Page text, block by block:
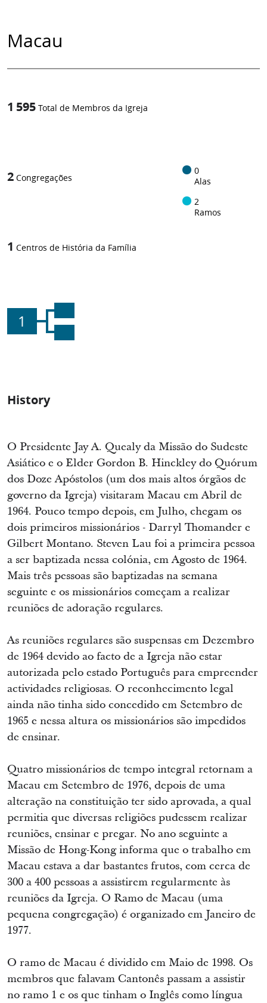
Macau
1 595 Total de Membros da Igreja
2 Congregações
0
Alas
2
Ramos
1 Centros de História da Família
1
History
O Presidente Jay A. Quealy da Missão do Sudeste
Asiático e o Elder Gordon B. Hinckley do Quórum
dos Doze Apóstolos (um dos mais altos órgãos de
governo da Igreja) visitaram Macau em Abril de
1964. Pouco tempo depois, em Julho, chegam os
dois primeiros missionários - Darryl Thomander e
Gilbert Montano. Steven Lau foi a primeira pessoa
a ser baptizada nessa colónia, em Agosto de 1964.
Mais três pessoas são baptizadas na semana
seguinte e os missionários começam a realizar
reuniões de adoração regulares.
As reuniões regulares são suspensas em Dezembro
de 1964 devido ao facto de a Igreja não estar
autorizada pelo estado Português para empreender
actividades religiosas. O reconhecimento legal
ainda não tinha sido concedido em Setembro de
1965 e nessa altura os missionários são impedidos
de ensinar.
Quatro missionários de tempo integral retornam a
Macau em Setembro de 1976, depois de uma
alteração na constituição ter sido aprovada, a qual
permitia que diversas religiões pudessem realizar
reuniões, ensinar e pregar. No ano seguinte a
Missão de Hong-Kong informa que o trabalho em
Macau estava a dar bastantes frutos, com cerca de
300 a 400 pessoas a assistirem regularmente às
reuniões da Igreja. O Ramo de Macau (uma
pequena congregação) é organizado em Janeiro de
1977.
O ramo de Macau é dividido em Maio de 1998. Os
membros que falavam Cantonês passam a assistir
no ramo 1 e os que tinham o Inglês como língua